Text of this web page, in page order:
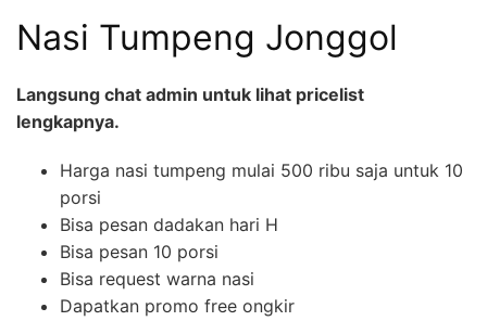
Nasi Tumpeng Jonggol
Langsung chat admin untuk lihat pricelist
lengkapnya.
Harga nasi tumpeng mulai 500 ribu saja untuk 10
porsi
Bisa pesan dadakan hari H
Bisa pesan 10 porsi
Bisa request warna nasi
Dapatkan promo free ongkir